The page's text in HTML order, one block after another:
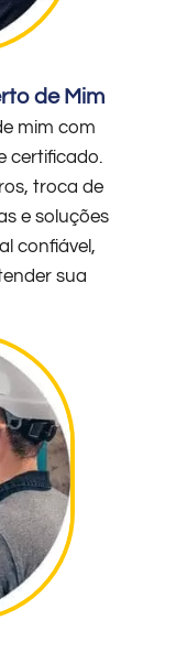
de Mim
mim com
certificado.
troca de
e soluções
confiável,
sua